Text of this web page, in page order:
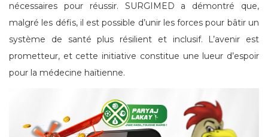
nécessaires pour réussir. SURGIMED a démontré que,
malgré les défis, il est possible d’unir les forces pour bâtir un
système de santé plus résilient et inclusif. L’avenir est
prometteur, et cette initiative constitue une lueur d’espoir
pour la médecine haïtienne.